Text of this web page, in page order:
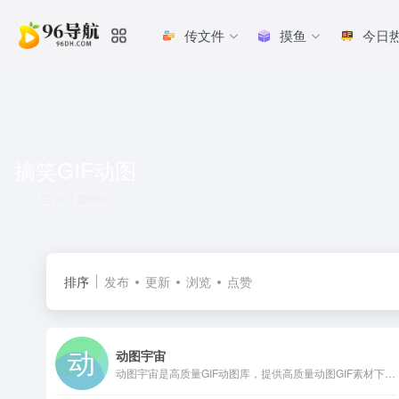
传文件 摸鱼 今日
排序 发布 更新 浏览 点赞
动图宇宙